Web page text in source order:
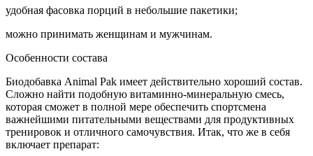
удобная фасовка порций в небольшие пакетики;
можно принимать женщинам и мужчинам.
Особенности состава
Биодобавка Animal Pak имеет действительно хороший состав.
Сложно найти подобную витаминно-минеральную смесь,
которая сможет в полной мере обеспечить спортсмена
важнейшими питательными веществами для продуктивных
тренировок и отличного самочувствия. Итак, что же в себя
включает препарат: